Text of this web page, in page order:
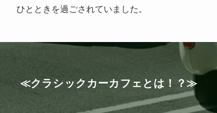
ひとときを過ごされていました。
≪クラシックカーカフェとは！？≫